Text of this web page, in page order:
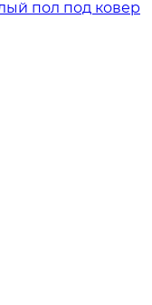
пол под ковер